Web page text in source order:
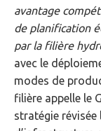
avantage
de planification
par la filière
avec le
modes de
filière appelle le
stratégie